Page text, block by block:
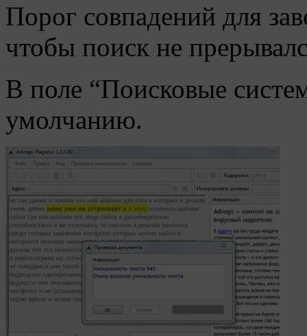
Порог совпадений для
чтобы поиск не
В поле “Поисковые
умолчанию.